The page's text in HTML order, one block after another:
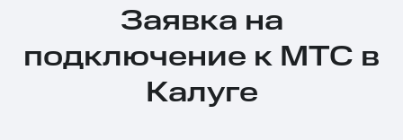
Заявка на
подключение к МТС в
Калуге